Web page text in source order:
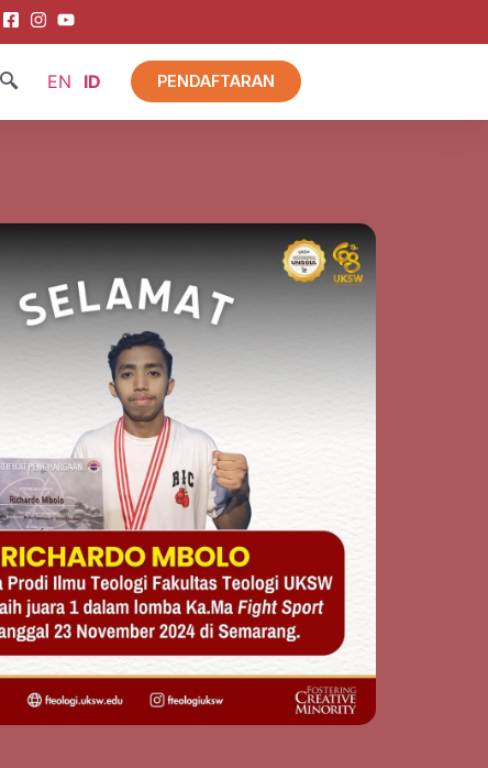
EN ID PENDAFTARAN